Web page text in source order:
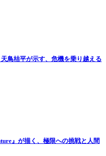
鳥桔平が示す、危機を乗り越える
』が描く、極限への挑戦と人間